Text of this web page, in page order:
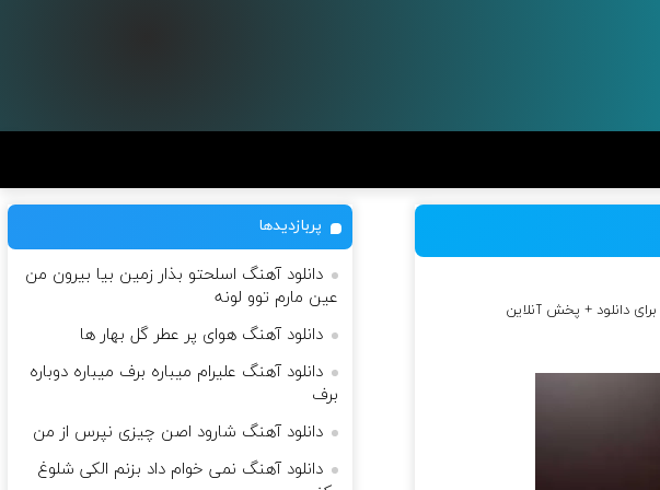
دانلود + پخش آنلاین
پربازدیدها
دانلود آهنگ اسلحتو بذار زمین بیا بیرون من
عین مارم توو لونه
دانلود آهنگ هوای پر عطر گل بهار ها
دانلود آهنگ علیرام میباره برف میباره دوباره
برف
دانلود آهنگ شارود اصن چیزی نپرس از من
دانلود آهنگ نمی خوام داد بزنم الکی شلوغ